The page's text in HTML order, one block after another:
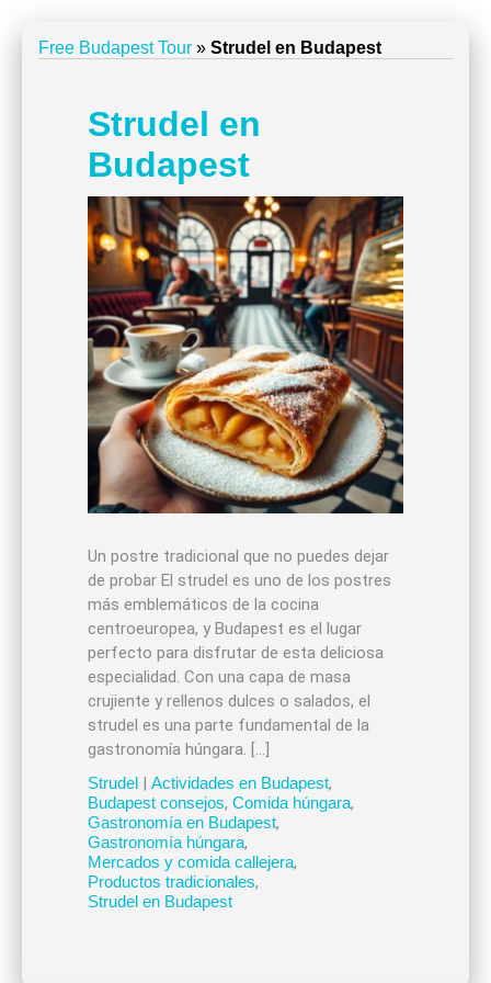
Free Budapest Tour » Strudel en Budapest
Strudel en
Budapest
Un postre tradicional que no puedes dejar
de probar El strudel es uno de los postres
más emblemáticos de la cocina
centroeuropea, y Budapest es el lugar
perfecto para disfrutar de esta deliciosa
especialidad. Con una capa de masa
crujiente y rellenos dulces o salados, el
strudel es una parte fundamental de la
gastronomía húngara. […]
Strudel| Actividades en Budapest,
Budapest consejos, Comida húngara,
Gastronomía en Budapest,
Gastronomía húngara,
Mercados y comida callejera,
Productos tradicionales,
Strudel en Budapest